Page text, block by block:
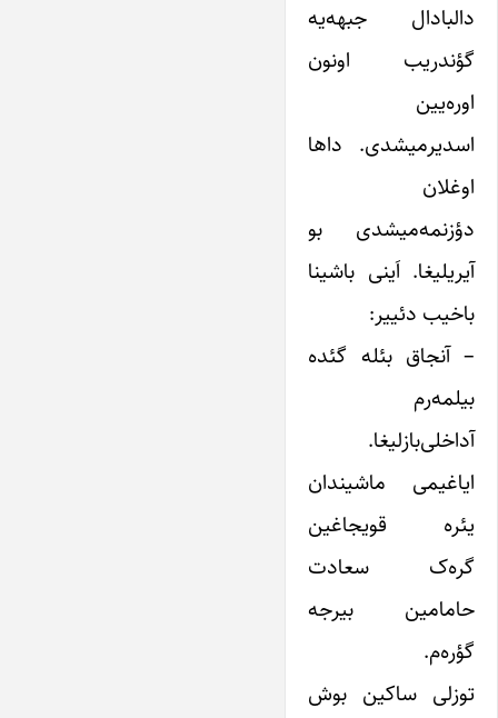
دالبادال جبهه‌یه
گؤندریب اونون
اوره‌یین
اسدیرمیشدی. داها
اوغلان
دؤزنمه‌میشدی بو
آیریلیغا. اَینی باشینا
باخیب دئییر:
– آنجاق بئله گئده
بیلمه‌رم
آداخلی‌بازلیغا.
ایاغیمی ماشیندان
یئره قویجاغین
گره‌ک سعادت
حامامین بیرجه
گؤره‌م.
توزلی ساکین بوش